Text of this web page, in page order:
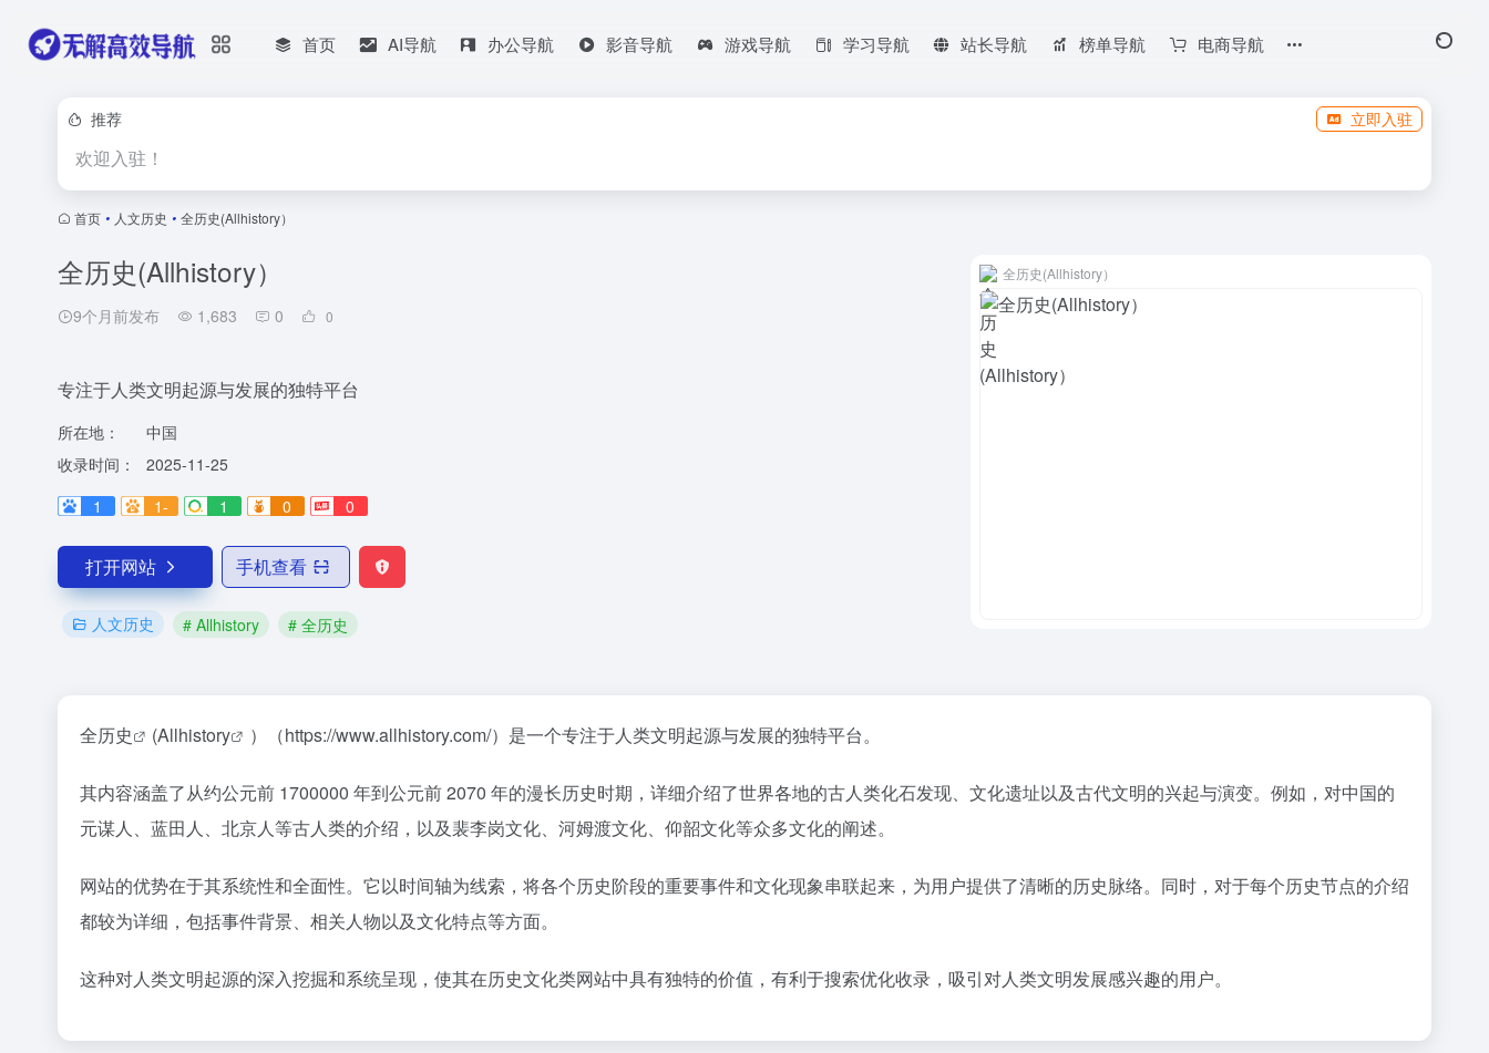
首页 AI导航 办公导航 影音导航 游戏导航 学习导航 站长导航 榜单导航 电商导航
推荐 立即入驻
欢迎入驻！
首页 • 人文历史 • 全历史(Allhistory）
全历史(Allhistory）
9个月前发布 1,683 0 0
专注于人类文明起源与发展的独特平台
所在地：
中国
收录时间：
2025-11-25
1
1- 1 0 0
打开网站 手机查看
人文历史 # Allhistory # 全历史
全历史(Allhistory）
全历史 (Allhistory ）（https://www.allhistory.com/）是一个专注于人类文明起源与发展的独特平台。
其内容涵盖了从约公元前 1700000 年到公元前 2070 年的漫长历史时期，详细介绍了世界各地的古人类化石发现、文化遗址以及古代文明的兴起与演变。例如，对中国的
元谋人、蓝田人、北京人等古人类的介绍，以及裴李岗文化、河姆渡文化、仰韶文化等众多文化的阐述。
网站的优势在于其系统性和全面性。它以时间轴为线索，将各个历史阶段的重要事件和文化现象串联起来，为用户提供了清晰的历史脉络。同时，对于每个历史节点的介绍
都较为详细，包括事件背景、相关人物以及文化特点等方面。
这种对人类文明起源的深入挖掘和系统呈现，使其在历史文化类网站中具有独特的价值，有利于搜索优化收录，吸引对人类文明发展感兴趣的用户。